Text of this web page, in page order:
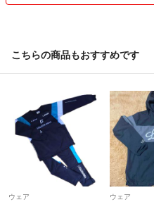
こちらの商品もおすすめです
ウェア ウェア